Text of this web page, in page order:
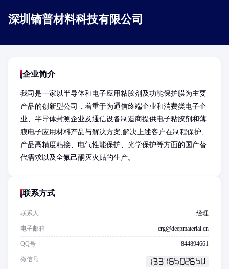
深圳镝普材料科技有限公司
企业简介
我司是一家以半导体和电子应用粘胶剂及功能保护膜为主要
产品的创新型公司，着重于为通信终端企业和消费类电子企
业、半导体封测企业及通信设备制造商提供电子粘胶剂和薄
膜电子应用材料产品与解决方案,解决上述客户在制程保护、
产品高精度粘接、电气性能保护、光学保护等方面的国产替
代需求以及全氟己酮灭火贴的生产。
联系方式
联系人 经理
电子邮箱 crg@deepmaterial.cn
QQ号 844894661
微信号